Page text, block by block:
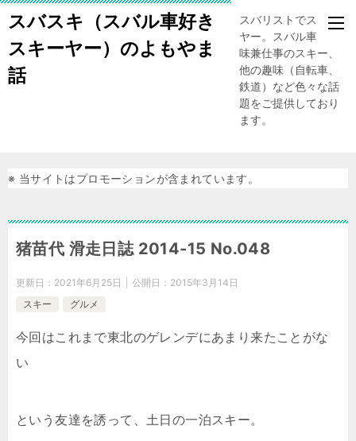
スバスキ（スバル車好き
スキーヤー）のよもやま
話
スバリストでスキー
ヤー。スバル車、趣
味兼仕事のスキー、
他の趣味（自転車、
鉄道）など色々な話
題をご提供しており
ます。
※ 当サイトはプロモーションが含まれています。
猪苗代 滑走日誌 2014-15 No.048
更新日： 2021年6月25日 公開日： 2015年3月14日
スキー
グルメ
今回はこれまで東北のゲレンデにあまり来たことがな
い
という友達を誘って、土日の一泊スキー。